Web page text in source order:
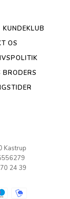
KUNDEKLUB
OS
BRODERS
Kastrup
24 39